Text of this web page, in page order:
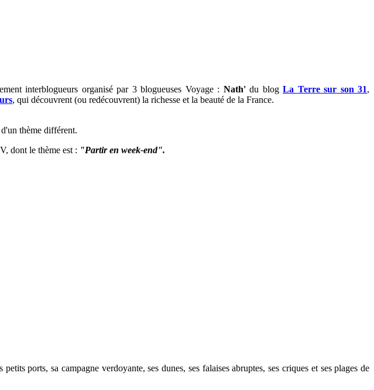
interblogueurs organisé par 3 blogueuses Voyage : Nath'du blog La Terre sur son 31,
, qui découvrent (ou redécouvrent) la richesse et la beauté de la France.
thème différent.
dont le thème est : "Partir en week-end".
petits ports, sa campagne verdoyante, ses dunes, ses falaises abruptes, ses criques et ses plages de